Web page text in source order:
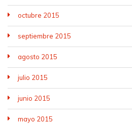
octubre 2015
septiembre 2015
agosto 2015
julio 2015
junio 2015
mayo 2015